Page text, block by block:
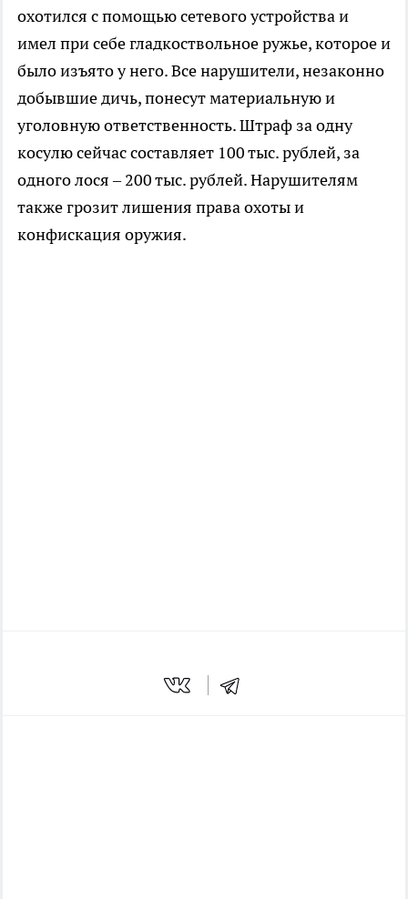
охотился с помощью сетевого устройства и
имел при себе гладкоствольное ружье, которое и
было изъято у него. Все нарушители, незаконно
добывшие дичь, понесут материальную и
уголовную ответственность. Штраф за одну
косулю сейчас составляет 100 тыс. рублей, за
одного лося – 200 тыс. рублей. Нарушителям
также грозит лишения права охоты и
конфискация оружия.